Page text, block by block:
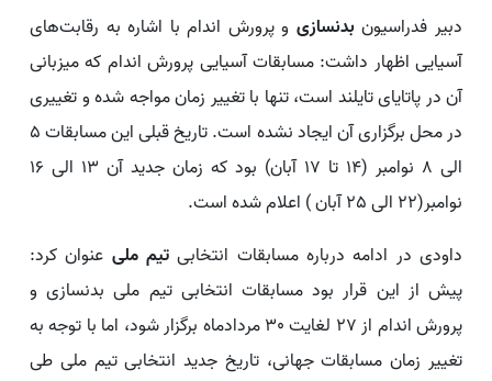
دبیر فدراسیونبدنسازی و پرورش اندام با اشاره به رقابت‌های
آسیایی اظهار داشت: مسابقات آسیایی پرورش اندام که میزبانی
آن در پاتایای تایلند است، تنها با تغییر زمان مواجه شده و تغییری
در محل برگزاری آن ایجاد نشده است. تاریخ قبلی این مسابقات 5
الی 8 نوامبر (14 تا 17 آبان) بود که زمان جدید آن 13 الی 16
نوامبر(22 الی 25 آبان ) اعلام شده است.
داودی در ادامه درباره مسابقات انتخابیتیم ملی عنوان کرد:
پیش از این قرار بود مسابقات انتخابی تیم ملی بدنسازی و
پرورش اندام از 27 لغایت 30 مردادماه برگزار شود، اما با توجه به
تغییر زمان مسابقات جهانی، تاریخ جدید انتخابی تیم ملی طی